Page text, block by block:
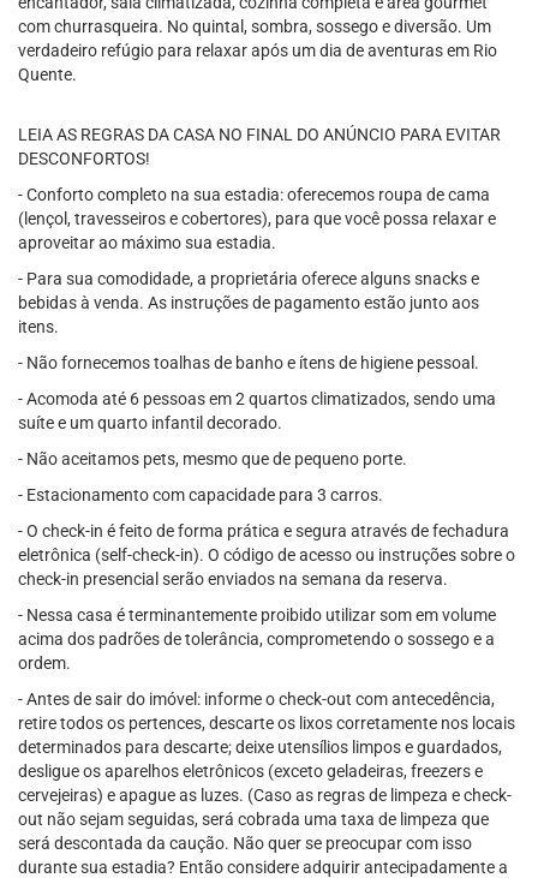
com churrasqueira. No quintal, sombra, sossego e diversão. Um
verdadeiro refúgio para relaxar após um dia de aventuras em Rio
Quente.
LEIA AS REGRAS DA CASA NO FINAL DO ANÚNCIO PARA EVITAR
DESCONFORTOS!
- Conforto completo na sua estadia: oferecemos roupa de cama
(lençol, travesseiros e cobertores), para que você possa relaxar e
aproveitar ao máximo sua estadia.
- Para sua comodidade, a proprietária oferece alguns snacks e
bebidas à venda. As instruções de pagamento estão junto aos
itens.
- Não fornecemos toalhas de banho e ítens de higiene pessoal.
- Acomoda até 6 pessoas em 2 quartos climatizados, sendo uma
suíte e um quarto infantil decorado.
- Não aceitamos pets, mesmo que de pequeno porte.
- Estacionamento com capacidade para 3 carros.
- O check-in é feito de forma prática e segura através de fechadura
eletrônica (self-check-in). O código de acesso ou instruções sobre o
check-in presencial serão enviados na semana da reserva.
- Nessa casa é terminantemente proibido utilizar som em volume
acima dos padrões de tolerância, comprometendo o sossego e a
ordem.
- Antes de sair do imóvel: informe o check-out com antecedência,
retire todos os pertences, descarte os lixos corretamente nos locais
determinados para descarte; deixe utensílios limpos e guardados,
desligue os aparelhos eletrônicos (exceto geladeiras, freezers e
cervejeiras) e apague as luzes. (Caso as regras de limpeza e check-
out não sejam seguidas, será cobrada uma taxa de limpeza que
será descontada da caução. Não quer se preocupar com isso
durante sua estadia? Então considere adquirir antecipadamente a